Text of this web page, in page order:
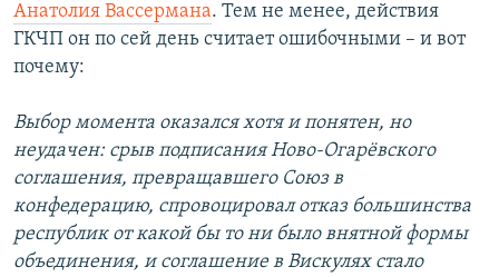
Анатолия Вассермана. Тем не менее, действия
ГКЧП он по сей день считает ошибочными – и вот
почему:
Выбор момента оказался хотя и понятен, но
неудачен: срыв подписания Ново-Огарёвского
соглашения, превращавшего Союз в
конфедерацию, спровоцировал отказ большинства
республик от какой бы то ни было внятной формы
объединения, и соглашение в Вискулях стало